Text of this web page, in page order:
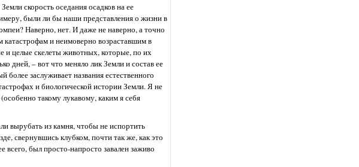
скорость оседания осадков на ее
были ли бы наши представления о жизни в
Наверно, нет. И даже не наверно, а точно
и неимоверно возраставшим в
и целые скелеты животных, которые, по их
дней, – вот что меняло лик Земли и состав ее
более заслуживает названия естественного
и биологической истории Земли. Я не
такому лукавому, каким я себя
вырубать из камня, чтобы не испортить
свернувшись клубком, почти так же, как это
был просто-напросто завален заживо